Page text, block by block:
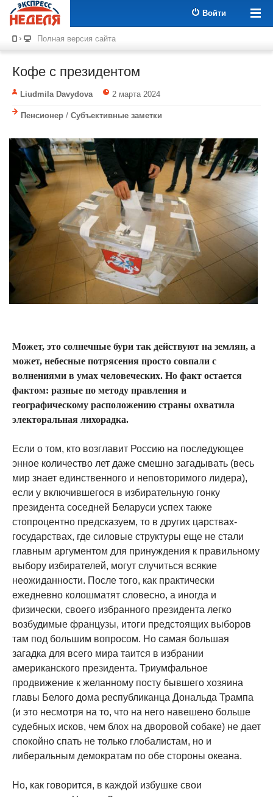
Войти
Полная версия сайта
Кофе с президентом
Liudmila Davydova 2 марта 2024
Пенсионер / Субъективные заметки
Может, это солнечные бури так действуют на землян, а
может, небесные потрясения просто совпали с
волнениями в умах человеческих. Но факт остается
фактом: разные по методу правления и
географическому расположению страны охватила
электоральная лихорадка.
Если о том, кто возглавит Россию на последующее
энное количество лет даже смешно загадывать (весь
мир знает единственного и неповторимого лидера),
если у включившегося в избирательную гонку
президента соседней Беларуси успех также
стопроцентно предсказуем, то в других царствах-
государствах, где силовые структуры еще не стали
главным аргументом для принуждения к правильному
выбору избирателей, могут случиться всякие
неожиданности. После того, как практически
ежедневно колошматят словесно, а иногда и
физически, своего избранного президента легко
возбудимые французы, итоги предстоящих выборов
там под большим вопросом. Но самая большая
загадка для всего мира таится в избрании
американского президента. Триумфальное
продвижение к желанному посту бывшего хозяина
главы Белого дома республиканца Дональда Трампа
(и это несмотря на то, что на него навешено больше
судебных исков, чем блох на дворовой собаке) не дает
спокойно спать не только глобалистам, но и
либеральным демократам по обе стороны океана.
Но, как говорится, в каждой избушке свои